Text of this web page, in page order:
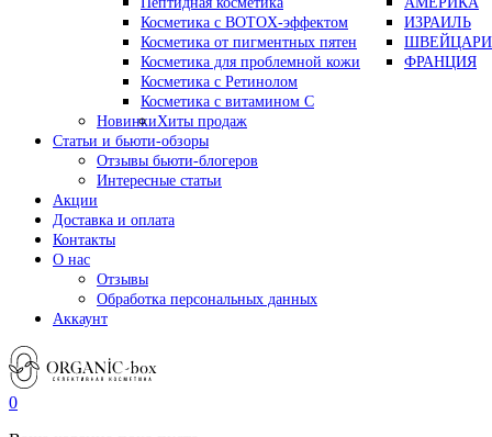
Косметика с BOTOX-эффектом
Косметика от пигментных пятен
Косметика для проблемной кожи
Косметика с Ретинолом
Косметика с витамином С
ИЗРАИЛЬ
ФРАНЦИЯ
НовинкиХиты продаж
Статьи и бьюти-обзоры
Отзывы бьюти-блогеров
Интересные статьи
Акции
Доставка и оплата
Контакты
О нас
Отзывы
Обработка персональных данных
Аккаунт
0